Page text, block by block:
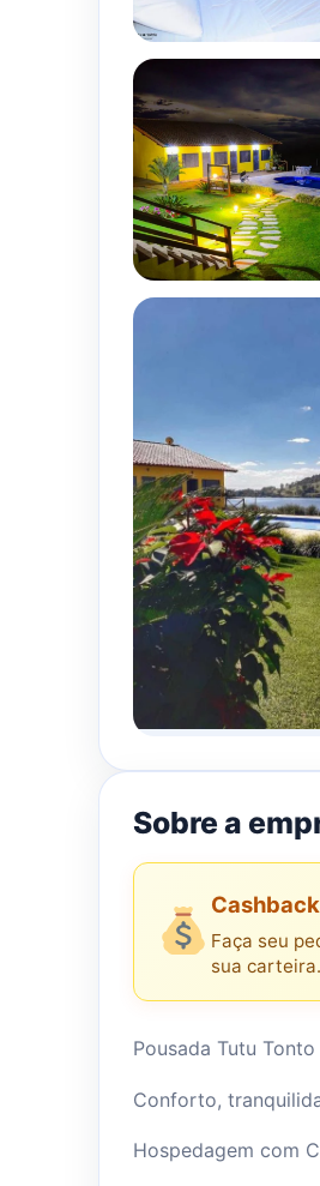
Sobre a
Faça seu
sua carteira.
Pousada Tutu
Conforto,
Hospedagem com